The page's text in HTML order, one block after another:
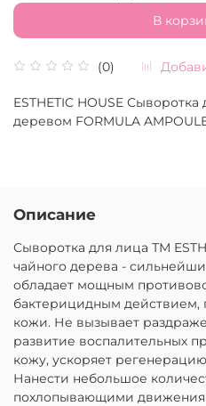
(0)
В
ESTHETIC HOUSE
деревом FORMULA
Описание
Сыворотка для лица ТМ
чайного дерева -
обладает мощным
бактерицидным
кожи. Не вызывает
развитие воспалительных
кожу, ускоряет
Нанести небольшое
похлопывающими